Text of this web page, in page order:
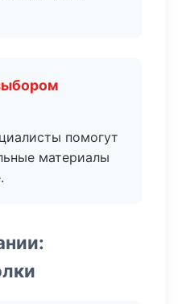
помогут
материалы